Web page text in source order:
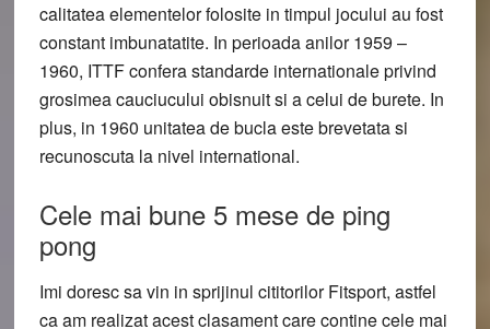
calitatea elementelor folosite in timpul jocului au fost
constant imbunatatite. In perioada anilor 1959 –
1960, ITTF confera standarde internationale privind
grosimea cauciucului obisnuit si a celui de burete. In
plus, in 1960 unitatea de buclaeste brevetata si
recunoscuta la nivel international.
Cele mai bune 5 mese de ping
pong
Imi doresc sa vin in sprijinul cititorilor Fitsport, astfel
ca am realizat acest clasament care contine cele mai